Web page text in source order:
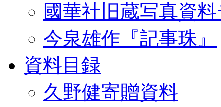
國華社旧蔵写真資
今泉雄作『記事珠』
資料目録
久野健寄贈資料